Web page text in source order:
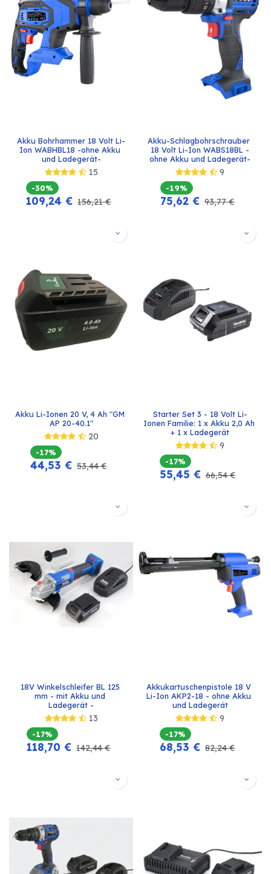
Akku Bohrhammer 18 Volt Li-
Ion WABHBL18 -ohne Akku
und Ladegerät-
15
-30%
109,24 € 156,21€
Akku-Schlagbohrschrauber
18 Volt Li-Ion WABS18BL -
ohne Akku und Ladegerät-
9
-19%
75,62 € 93,77€
Akku Li-Ionen 20 V, 4 Ah "GM
AP 20-40.1"
20
-17%
44,53 € 53,44€
Starter Set 3 - 18 Volt Li-
Ionen Familie: 1 x Akku 2,0 Ah
+ 1 x Ladegerät
9
-17%
55,45 € 66,54€
18V Winkelschleifer BL 125
mm - mit Akku und
Ladegerät -
13
-17%
118,70 € 142,44€
Akkukartuschenpistole 18 V
Li-Ion AKP2-18 - ohne Akku
und Ladegerät
9
-17%
68,53 € 82,24€